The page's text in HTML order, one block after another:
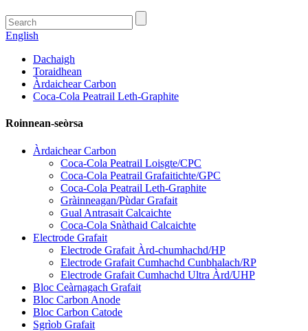
English
Dachaigh
Toraidhean
Àrdaichear Carbon
Coca-Cola Peatrail Leth-Graphite
Roinnean-seòrsa
Àrdaichear Carbon
Coca-Cola Peatrail Loisgte/CPC
Coca-Cola Peatrail Grafaitichte/GPC
Coca-Cola Peatrail Leth-Graphite
Gràinneagan/Pùdar Grafait
Gual Antrasait Calcaichte
Coca-Cola Snàthaid Calcaichte
Electrode Grafait
Electrode Grafait Àrd-chumhachd/HP
Electrode Grafait Cumhachd Cunbhalach/RP
Electrode Grafait Cumhachd Ultra Àrd/UHP
Bloc Ceàrnagach Grafait
Bloc Carbon Anode
Bloc Carbon Catode
Sgrìob Grafait